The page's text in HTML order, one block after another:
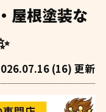
屋根塗装な
(16) 更新